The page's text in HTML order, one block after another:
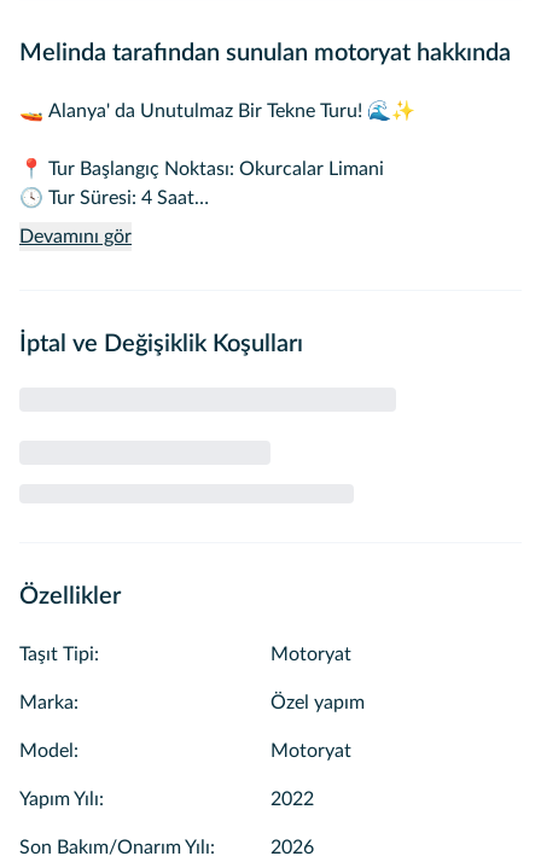
Melinda tarafından sunulan motoryat hakkında
🚤 Alanya' da Unutulmaz Bir Tekne Turu! 🌊✨
📍 Tur Başlangıç Noktası: Okurcalar Limani
🕓 Tur Süresi: 4 Saat
edilmektedir.
tarafından karşılanmaktadır.
🔄 Daha birçok özel seçenek ve sürpriz fırsat için sizleri
Devamını gör
İptal ve Değişiklik Koşulları
Özellikler
Taşıt Tipi: Motoryat
Marka: Özel yapım
Model : Motoryat
Yapım Yılı: 2022
Son Bakım/Onarım Yılı: 2026